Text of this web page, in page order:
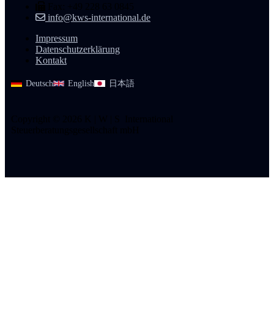
info@kws-international.de
Impressum
Datenschutzerklärung
Kontakt
Deutsch English 日本語